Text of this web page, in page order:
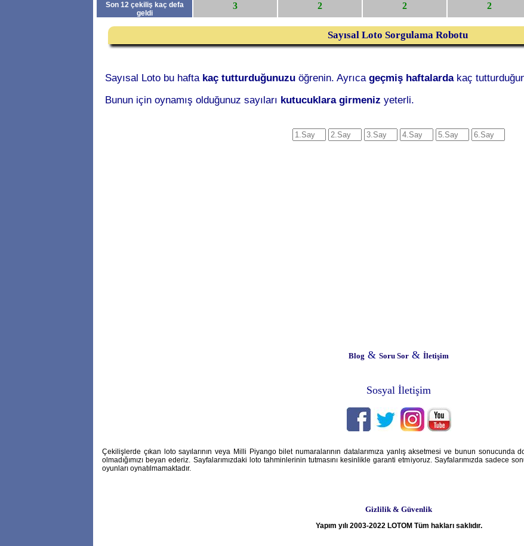
Son 12 çekiliş kaç defa
geldi
3 2 2 2
Sayısal Loto Sorgulama Robotu
Sayısal Loto bu hafta kaç tutturduğunuzu öğrenin. Ayrıca geçmiş haftalardakaç
Bunun için oynamış olduğunuz sayıları kutucuklara girmeniz yeterli.
Blog & Soru Sor & İletişim
Sosyal İletişim
Çekilişlerde çıkan loto sayılarının veya Milli Piyango bilet numaralarının datalarımıza yanlış aksetmesi ve bunun sonucunda
olmadığımızı beyan ederiz. Sayfalarımızdaki loto tahminlerinin tutmasını kesinlikle garanti etmiyoruz. Sayfalarımızda sadece
oyunları oynatılmamaktadır.
Gizlilik & Güvenlik
Yapım yılı 2003-2022 LOTOM Tüm hakları saklıdır.